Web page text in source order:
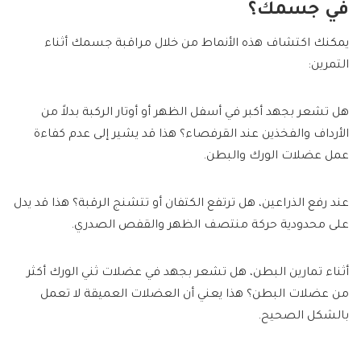
في جسمك؟
يمكنك اكتشاف هذه الأنماط من خلال مراقبة جسمك أثناء
التمرين:
هل تشعر بجهد أكبر في أسفل الظهر أو أوتار الركبة بدلاً من
الأرداف والفخذين عند القرفصاء؟ هذا قد يشير إلى عدم كفاءة
عمل عضلات الورك والبطن.
عند رفع الذراعين، هل ترتفع الكتفان أو تتشنج الرقبة؟ هذا قد يدل
على محدودية حركة منتصف الظهر والقفص الصدري.
أثناء تمارين البطن، هل تشعر بجهد في عضلات ثني الورك أكثر
من عضلات البطن؟ هذا يعني أن العضلات العميقة لا تعمل
بالشكل الصحيح.